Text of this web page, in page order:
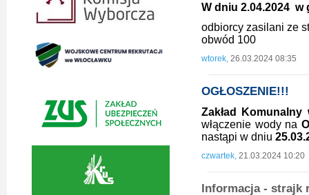
W dniu 2.04.2024 w
odbiorcy zasilani ze
obwód 100
wtorek, 26.03.2024 08:35
OGŁOSZENIE!!!
Zakład
włączenie wody na
nastąpi w dniu
czwartek, 21.03.2024 10:20
Informacja - strajk